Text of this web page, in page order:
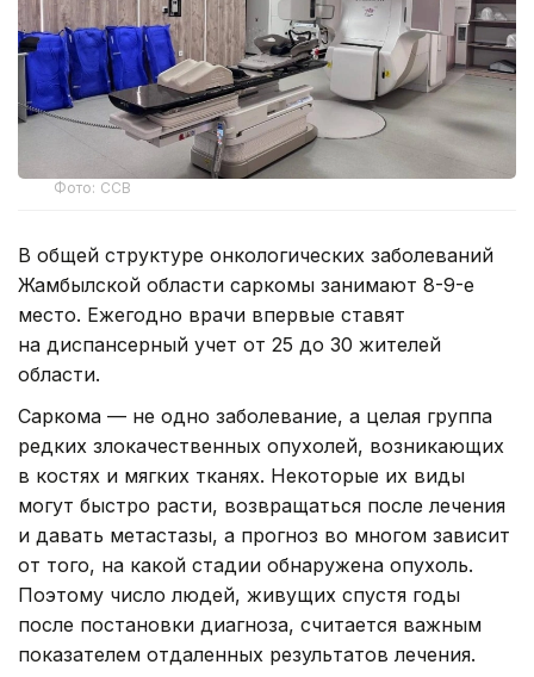
Фото: ССВ
В общей структуре онкологических заболеваний
Жамбылской области саркомы занимают 8-9-е
место. Ежегодно врачи впервые ставят
на диспансерный учет от 25 до 30 жителей
области.
Саркома — не одно заболевание, а целая группа
редких злокачественных опухолей, возникающих
в костях и мягких тканях. Некоторые их виды
могут быстро расти, возвращаться после лечения
и давать метастазы, а прогноз во многом зависит
от того, на какой стадии обнаружена опухоль.
Поэтому число людей, живущих спустя годы
после постановки диагноза, считается важным
показателем отдаленных результатов лечения.